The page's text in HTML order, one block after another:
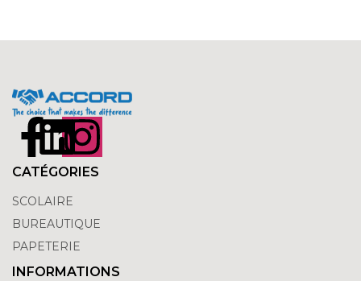
CATÉGORIES
SCOLAIRE
BUREAUTIQUE
PAPETERIE
INFORMATIONS